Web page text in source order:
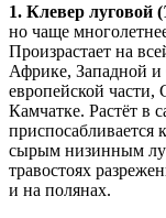
1. Клевер луговой (
но чаще
Произрастает на
Африке, Западной и
европейской
Камчатке. Растёт в
приспосабливается
сырым низинным
травостоях
и на полянах.